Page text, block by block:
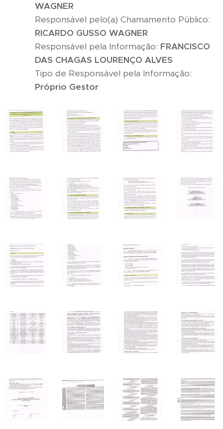
WAGNER
Responsável pelo(a) Chamamento Público:
RICARDO GUSSO WAGNER
Responsável pela Informação: FRANCISCO
DAS CHAGAS LOURENÇO ALVES
Tipo de Responsável pela Informação:
Próprio Gestor